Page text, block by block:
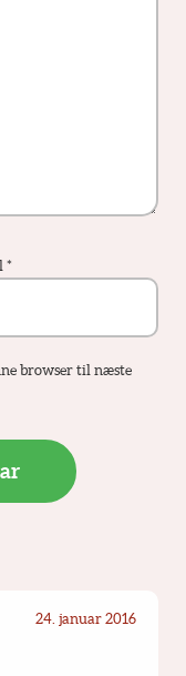
*
browser til næste
24. januar 2016